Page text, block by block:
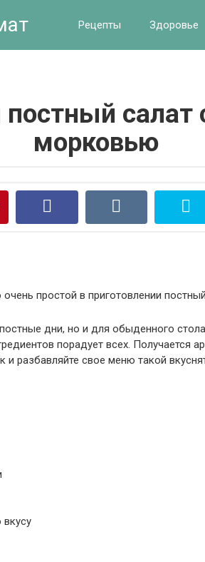
Рецепты Здоровье
салат
морковью
простой в приготовлении
дни, но и для обыденного
порадует всех. Получается
и разбавляйте свое меню такой